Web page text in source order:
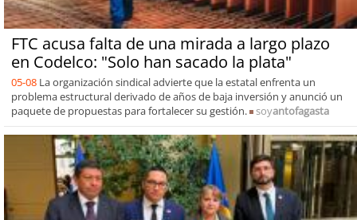
FTC acusa falta de una mirada a largo plazo
en Codelco: "Solo han sacado la plata"
05-08 La organización sindical advierte que la estatal enfrenta un
problema estructural derivado de años de baja inversión y anunció un
paquete de propuestas para fortalecer su gestión.
soyantofagasta